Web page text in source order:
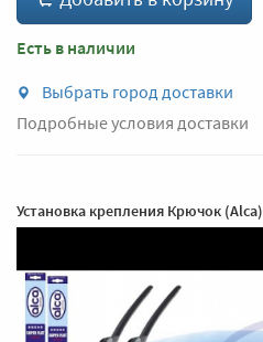
Есть в наличии
Выбрать город доставки
Подробные условия доставки
Установка крепления Крючок (Alca)